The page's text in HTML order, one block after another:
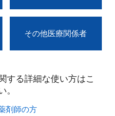
その他医療関係者
する詳細な使い方はこ
。​
剤師の方​